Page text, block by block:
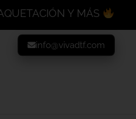
Y MÁS
info@vivadtf.com